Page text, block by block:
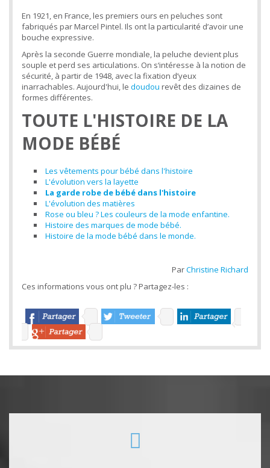
En 1921, en France, les premiers ours en peluches sont
fabriqués par Marcel Pintel. Ils ont la particularité d’avoir une
bouche expressive.
Après la seconde Guerre mondiale, la peluche devient plus
souple et perd ses articulations. On s‘intéresse à la notion de
sécurité, à partir de 1948, avec la fixation d’yeux
inarrachables. Aujourd'hui, le doudou revêt des dizaines de
formes différentes.
TOUTE L'HISTOIRE DE LA
MODE BÉBÉ
Les vêtements pour bébé dans l'histoire
L'évolution vers la layette
La garde robe de bébé dans l'histoire
L'évolution des matières
Rose ou bleu ? Les couleurs de la mode enfantine.
Histoire des marques de mode bébé.
Histoire de la mode bébé dans le monde.
ParChristine Richard
Ces informations vous ont plu ? Partagez-les :